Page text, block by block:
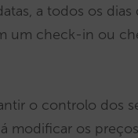
a todos os dias
um check-in ou
o controlo dos
modificar os